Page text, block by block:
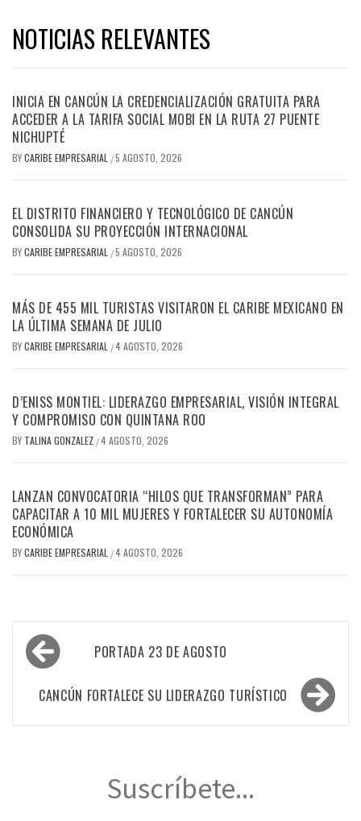
NOTICIAS RELEVANTES
INICIA EN CANCÚN LA CREDENCIALIZACIÓN GRATUITA PARA
ACCEDER A LA TARIFA SOCIAL MOBI EN LA RUTA 27 PUENTE
NICHUPTÉ
BYCARIBE EMPRESARIAL /5 AGOSTO, 2026
EL DISTRITO FINANCIERO Y TECNOLÓGICO DE CANCÚN
CONSOLIDA SU PROYECCIÓN INTERNACIONAL
BYCARIBE EMPRESARIAL /5 AGOSTO, 2026
MÁS DE 455 MIL TURISTAS VISITARON EL CARIBE MEXICANO EN
LA ÚLTIMA SEMANA DE JULIO
BYCARIBE EMPRESARIAL /4 AGOSTO, 2026
D’ENISS MONTIEL: LIDERAZGO EMPRESARIAL, VISIÓN INTEGRAL
Y COMPROMISO CON QUINTANA ROO
BY TALINA GONZALEZ /4 AGOSTO, 2026
LANZAN CONVOCATORIA “HILOS QUE TRANSFORMAN” PARA
CAPACITAR A 10 MIL MUJERES Y FORTALECER SU AUTONOMÍA
ECONÓMICA
BYCARIBE EMPRESARIAL /4 AGOSTO, 2026
Navegación
de
entradas
PORTADA 23 DE AGOSTO
CANCÚN FORTALECE SU LIDERAZGO TURÍSTICO
Suscríbete...